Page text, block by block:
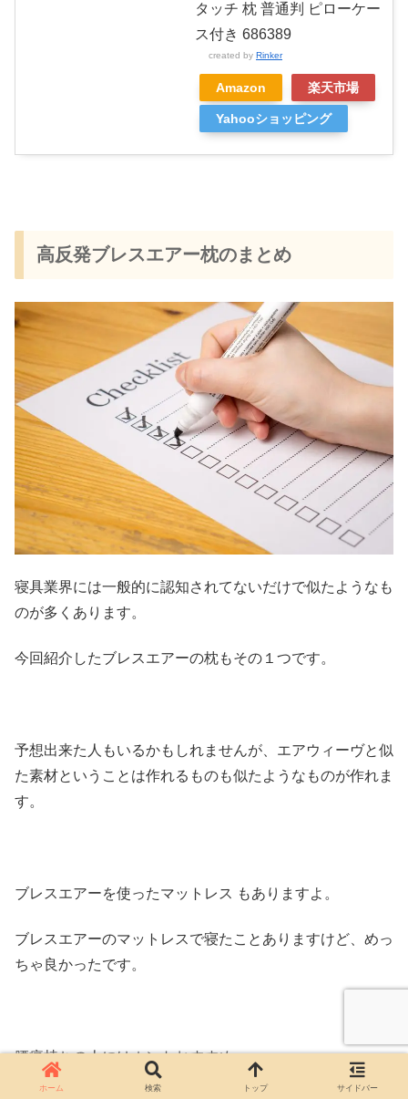
タッチ 枕 普通判 ピローケー
ス付き 686389
created by Rinker
Amazon 楽天市場
Yahooショッピング
高反発ブレスエアー枕のまとめ
寝具業界には一般的に認知されてないだけで似たようなも
のが多くあります。
今回紹介したブレスエアーの枕もその１つです。
予想出来た人もいるかもしれませんが、エアウィーヴと似
た素材ということは作れるものも似たようなものが作れま
す。
ブレスエアーを使ったマットレス もありますよ。
ブレスエアーのマットレスで寝たことありますけど、めっ
ちゃ良かったです。
腰痛持ちの人にはホントおすすめ。
ホーム 検索 トップ サイドバー